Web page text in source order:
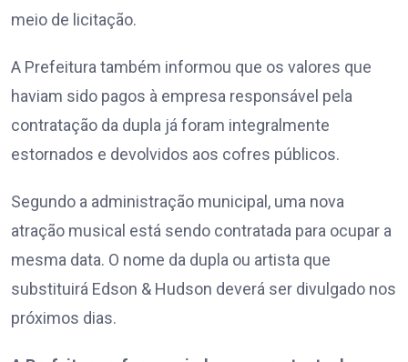
meio de licitação.
A Prefeitura também informou que os valores que
haviam sido pagos à empresa responsável pela
contratação da dupla já foram integralmente
estornados e devolvidos aos cofres públicos.
Segundo a administração municipal, uma nova
atração musical está sendo contratada para ocupar a
mesma data. O nome da dupla ou artista que
substituirá Edson & Hudson deverá ser divulgado nos
próximos dias.